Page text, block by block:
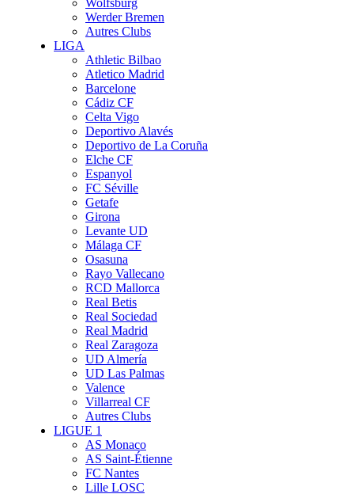
Wolfsburg
Werder Bremen
Autres Clubs
LIGA
Athletic Bilbao
Atletico Madrid
Barcelone
Cádiz CF
Celta Vigo
Deportivo Alavés
Deportivo de La Coruña
Elche CF
Espanyol
FC Séville
Getafe
Girona
Levante UD
Málaga CF
Osasuna
Rayo Vallecano
RCD Mallorca
Real Betis
Real Sociedad
Real Madrid
Real Zaragoza
UD Almería
UD Las Palmas
Valence
Villarreal CF
Autres Clubs
LIGUE 1
AS Monaco
AS Saint-Étienne
FC Nantes
Lille LOSC